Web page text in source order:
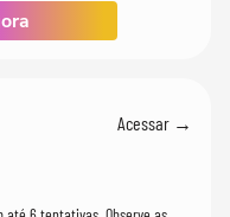
Acessar →